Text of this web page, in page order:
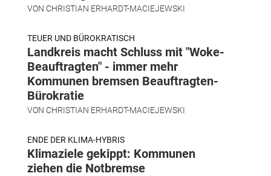
VON CHRISTIAN ERHARDT-MACIEJEWSKI
TEUER UND BÜROKRATISCH
Landkreis macht Schluss mit "Woke-
Beauftragten" - immer mehr
Kommunen bremsen Beauftragten-
Bürokratie
VON CHRISTIAN ERHARDT-MACIEJEWSKI
ENDE DER KLIMA-HYBRIS
Klimaziele gekippt: Kommunen
ziehen die Notbremse